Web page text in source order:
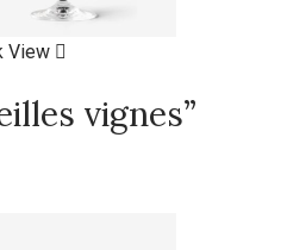
View
vignes”